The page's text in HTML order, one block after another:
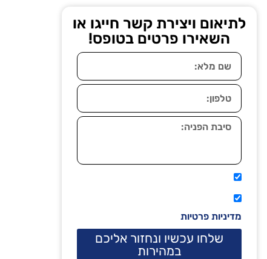
לתיאום ויצירת קשר חייגו או
השאירו פרטים בטופס!
מדיניות פרטיות
שלחו עכשיו ונחזור אליכם
במהירות